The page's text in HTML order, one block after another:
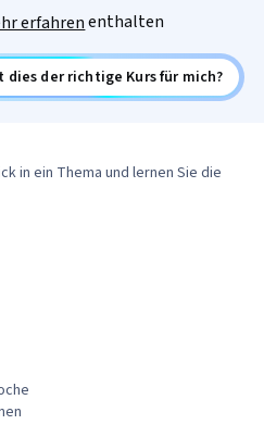
erfahrenenthalten
dies der richtige Kurs für mich?
in ein Thema und lernen Sie die